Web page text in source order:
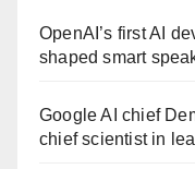
OpenAI’s first AI
shaped smart
Google AI chief
chief scientist in